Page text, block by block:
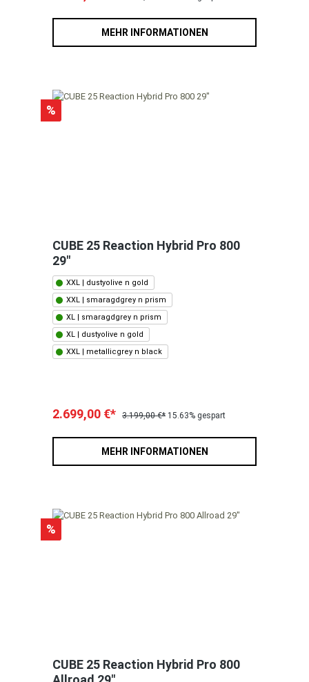
MEHR INFORMATIONEN
%
CUBE 25 Reaction Hybrid Pro 800
29"
XXL | dustyolive n gold
XXL | smaragdgrey n prism
XL | smaragdgrey n prism
XL | dustyolive n gold
XXL | metallicgrey n black
2.699,00 €* 3.199,00 €* 15.63% gespart
MEHR INFORMATIONEN
%
CUBE 25 Reaction Hybrid Pro 800